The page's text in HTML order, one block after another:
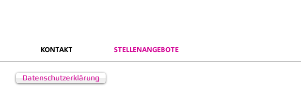
KONTAKT STELLENANGEBOTE
Datenschutzerklärung